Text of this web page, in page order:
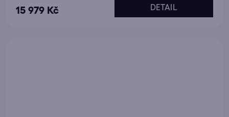
15 979 Kč DETAIL